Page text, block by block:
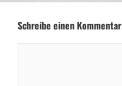
Schreibe einen Kommentar